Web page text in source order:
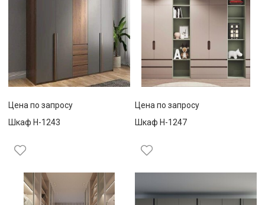
Цена по запросу
Шкаф Н-1243
Цена по запросу
Шкаф Н-1247